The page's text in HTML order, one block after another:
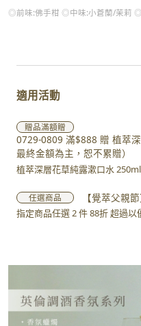
◎前味:佛手柑 ◎中味:小蒼蘭/茉莉
適用活動
贈品滿額贈
0729-0809 滿$888 贈 植萃
最終金額為主，恕不累贈）
植萃深層花草純露漱口水
任選商品
【覺萃父親
指定商品任選 2 件 88折 超過以